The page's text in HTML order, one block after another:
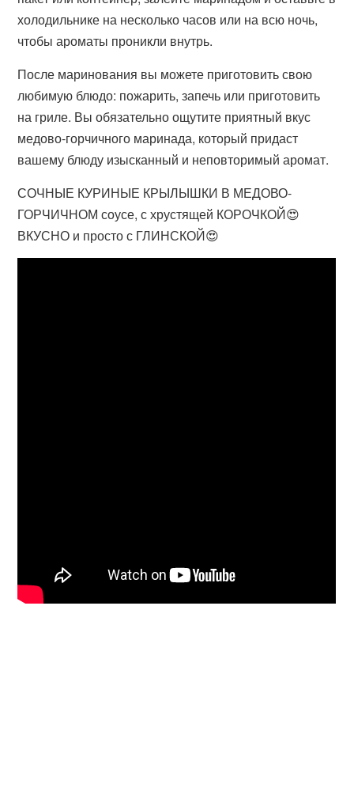
холодильнике на несколько часов или на всю ночь,
чтобы ароматы проникли внутрь.
После маринования вы можете приготовить свою
любимую блюдо: пожарить, запечь или приготовить
на гриле. Вы обязательно ощутите приятный вкус
медово-горчичного маринада, который придаст
вашему блюду изысканный и неповторимый аромат.
СОЧНЫЕ КУРИНЫЕ КРЫЛЫШКИ В МЕДОВО-
ГОРЧИЧНОМ соусе, с хрустящей КОРОЧКОЙ😍
ВКУСНО и просто с ГЛИНСКОЙ😍